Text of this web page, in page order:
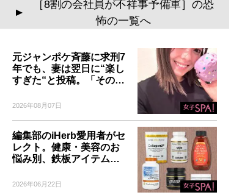
▲
［8割の会社員が不祥事予備軍］の恐
怖の一覧へ
元ジャンポケ斉藤に求刑7
年でも、妻は翌日に“楽し
すぎた“と投稿。「その…
2026年08月07日
編集部のiHerb愛用者がセ
レクト。健康・美容のお
悩み別、鉄板アイテム…
2026年06月22日